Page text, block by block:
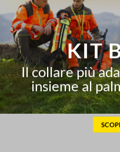
KIT
Il collare più
insieme al